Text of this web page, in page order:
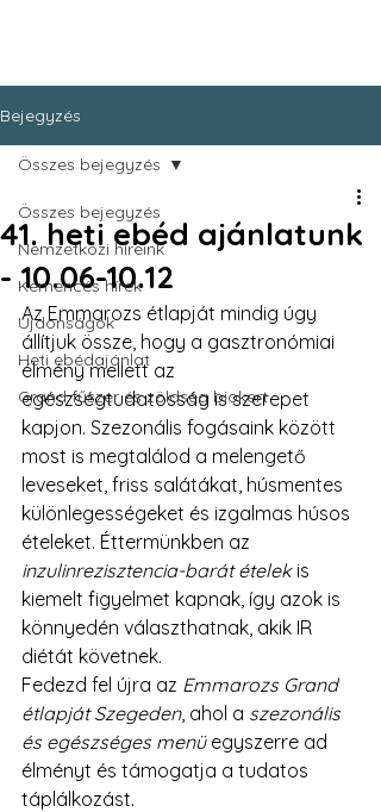
Bejegyzés
Összes bejegyzés
Nemzetközi híreink
Kemencés hírek
Újdonságok
Heti ebédajánlat
Grand fűszer és zöldség biokert
Összes bejegyzés
41. heti ebéd ajánlatunk
- 10.06-10.12
Az Emmarozs étlapját mindig úgy
állítjuk össze, hogy a gasztronómiai
élmény mellett az
egészségtudatosság is szerepet
kapjon. Szezonális fogásaink között
most is megtalálod a melengető
leveseket, friss salátákat, húsmentes
különlegességeket és izgalmas húsos
ételeket. Éttermünkben az
inzulinrezisztencia-barát ételek is
kiemelt figyelmet kapnak, így azok is
könnyedén választhatnak, akik IR
diétát követnek.
Fedezd fel újra az Emmarozs Grand
étlapját Szegeden, ahol a szezonális
és egészséges menü egyszerre ad
élményt és támogatja a tudatos
táplálkozást.